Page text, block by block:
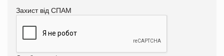
Захист від СПАМ